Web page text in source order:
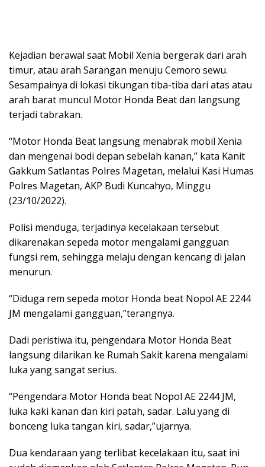
Kejadian berawal saat Mobil Xenia bergerak dari arah
timur, atau arah Sarangan menuju Cemoro sewu.
Sesampainya di lokasi tikungan tiba-tiba dari atas atau
arah barat muncul Motor Honda Beat dan langsung
terjadi tabrakan.
“Motor Honda Beat langsung menabrak mobil Xenia
dan mengenai bodi depan sebelah kanan,” kata Kanit
Gakkum Satlantas Polres Magetan, melalui Kasi Humas
Polres Magetan, AKP Budi Kuncahyo, Minggu
(23/10/2022).
Polisi menduga, terjadinya kecelakaan tersebut
dikarenakan sepeda motor mengalami gangguan
fungsi rem, sehingga melaju dengan kencang di jalan
menurun.
“Diduga rem sepeda motor Honda beat Nopol AE 2244
JM mengalami gangguan,”terangnya.
Dadi peristiwa itu, pengendara Motor Honda Beat
langsung dilarikan ke Rumah Sakit karena mengalami
luka yang sangat serius.
“Pengendara Motor Honda beat Nopol AE 2244 JM,
luka kaki kanan dan kiri patah, sadar. Lalu yang di
bonceng luka tangan kiri, sadar,”ujarnya.
Dua kendaraan yang terlibat kecelakaan itu, saat ini